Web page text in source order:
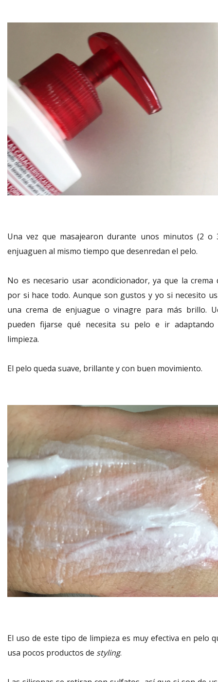
Una vez que masajearon durante unos minutos (2 o
enjuaguen al mismo tiempo que desenredan el pelo.
No es necesario usar acondicionador, ya que la crema
por si hace todo. Aunque son gustos y yo si necesito
una crema de enjuague o vinagre para más brillo.
pueden fijarse qué necesita su pelo e ir adaptando
limpieza.
El pelo queda suave, brillante y con buen movimiento.
El uso de este tipo de limpieza es muy efectiva en pelo
usa pocos productos de styling.